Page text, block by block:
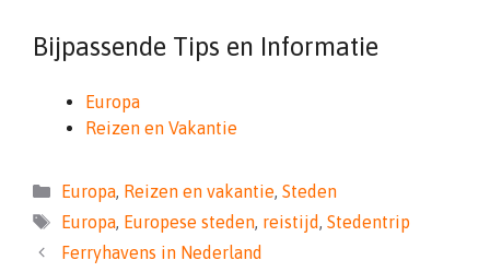
Bijpassende Tips en Informatie
Europa
Reizen en Vakantie
Categorieën
Europa, Reizen en vakantie, Steden
Tags
Europa, Europese steden, reistijd, Stedentrip
Ferryhavens in Nederland